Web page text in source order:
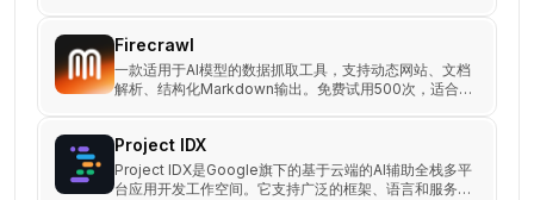
Firecrawl
一款适用于AI模型的数据抓取工具，支持动态网站、文档
解析、结构化Markdown输出。免费试用500次，适合开
Project IDX
Project IDX是Google旗下的基于云端的AI辅助全栈多平
台应用开发工作空间。它支持广泛的框架、语言和服务，